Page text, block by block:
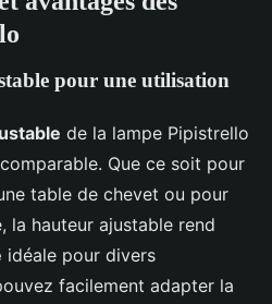
pour une utilisation
de la lampe Pipistrello
Que ce soit pour
table de chevet ou pour
la hauteur ajustable rend
idéale pour divers
facilement adapter la